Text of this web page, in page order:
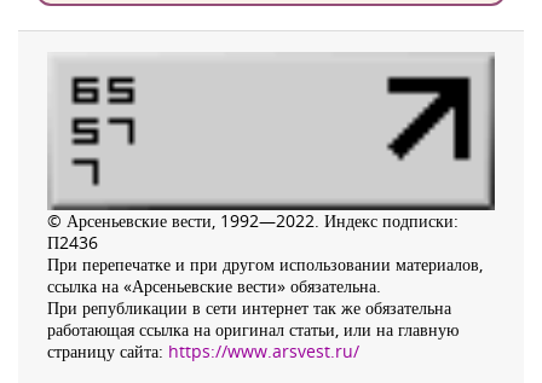
© Арсеньевские вести, 1992—2022. Индекс подписки:
П2436
При перепечатке и при другом использовании материалов,
ссылка на «Арсеньевские вести» обязательна.
При републикации в сети интернет так же обязательна
работающая ссылка на оригинал статьи, или на главную
страницу сайта: https://www.arsvest.ru/